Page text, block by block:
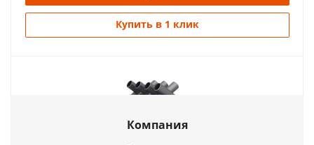
Купить в 1 клик
Компания